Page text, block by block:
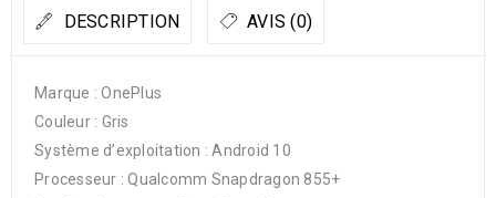
DESCRIPTION AVIS (0)
Marque : OnePlus
Couleur : Gris
Système d’exploitation : Android 10
Processeur : Qualcomm Snapdragon 855+